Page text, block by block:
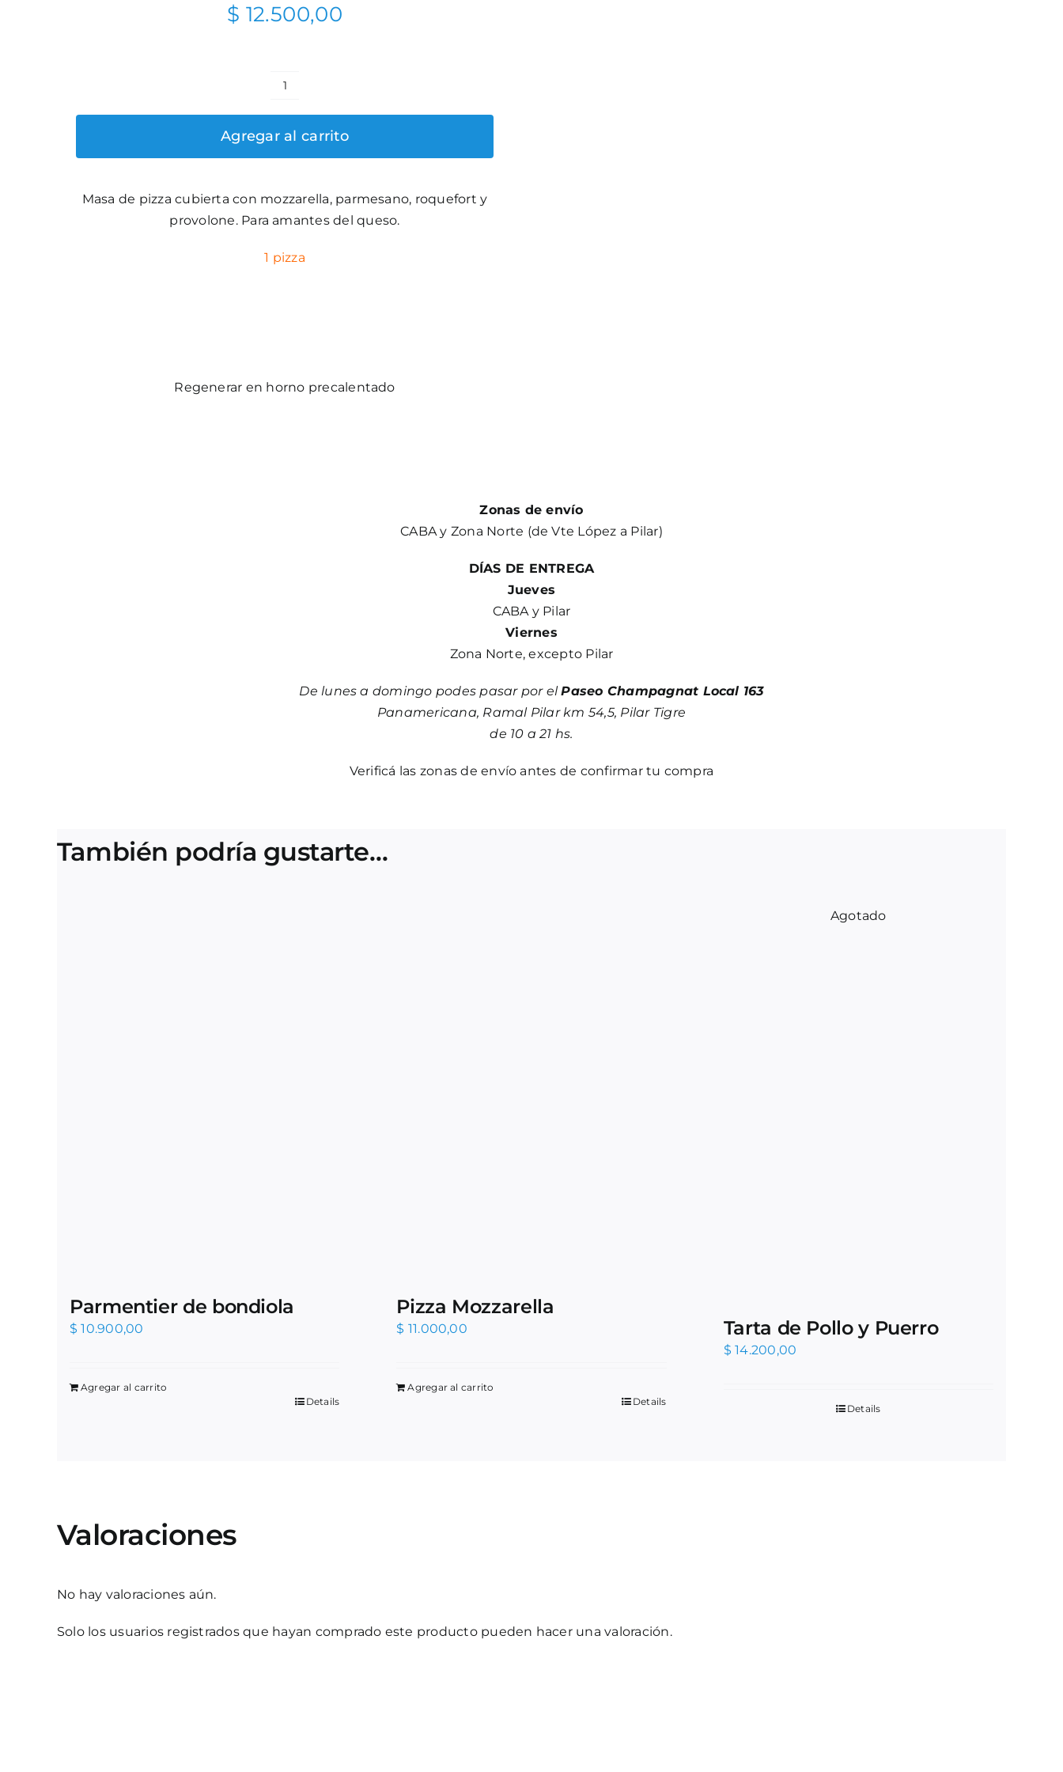
$ 12.500,00
cuatro
quesos
cantidad
Agregar al carrito
Masa de pizza cubierta con mozzarella, parmesano, roquefort y
provolone. Para amantes del queso.
1 pizza
Regenerar en horno precalentado
Zonas de envío
CABA y Zona Norte (de Vte López a Pilar)
DÍAS DE ENTREGA
Jueves
CABA y Pilar
Viernes
Zona Norte, excepto Pilar
De lunes a domingo podes pasar por elPaseo Champagnat Local 163
Panamericana, Ramal Pilar km 54,5, Pilar Tigre
de 10 a 21 hs.
Verificá las zonas de envío antes de confirmar tu compra
También podría gustarte…
Parmentier de bondiola
$ 10.900,00
Agregar al carrito
Details
Pizza Mozzarella
$ 11.000,00
Agregar al carrito
Details
Agotado
Tarta de Pollo y Puerro
$ 14.200,00
Details
Valoraciones
No hay valoraciones aún.
Solo los usuarios registrados que hayan comprado este producto pueden hacer una valoración.